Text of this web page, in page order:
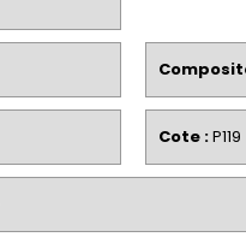
Cote :P119